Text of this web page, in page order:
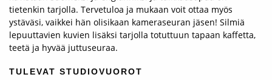
tietenkin tarjolla. Tervetuloa ja mukaan voit ottaa myös
ystäväsi, vaikkei hän olisikaan kameraseuran jäsen! Silmiä
lepuuttavien kuvien lisäksi tarjolla totuttuun tapaan kaffetta,
teetä ja hyvää juttuseuraa.
TULEVAT STUDIOVUOROT